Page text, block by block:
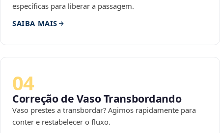
específicas para liberar a passagem.
SAIBA MAIS
04
Correção de Vaso Transbordando
Vaso prestes a transbordar? Agimos rapidamente para
conter e restabelecer o fluxo.